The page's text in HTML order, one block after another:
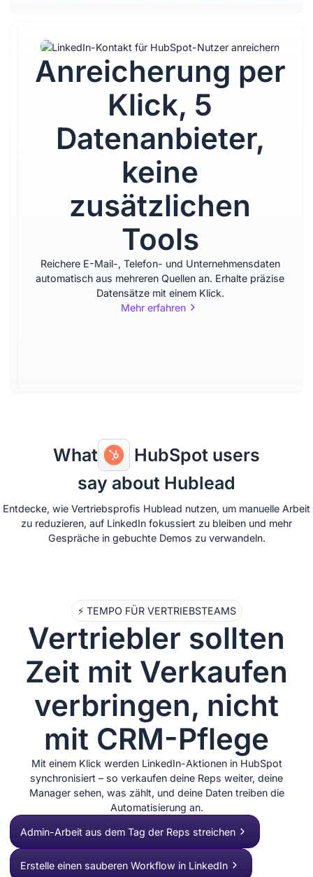
Verkaufe direkt
in LinkedIn und
aktualisiere
dein CRM im
Handumdrehen
– ohne Tab-
Wechsel
Sieh und bearbeite Kontakte & Unternehmen
Anreicherung per
Klick, 5
Datenanbieter,
keine
zusätzlichen
Tools
Reichere E-Mail-, Telefon- und Unternehmensdaten
automatisch aus mehreren Quellen an. Erhalte präzise
Datensätze mit einem Klick.
Mehr erfahren
What
HubSpot users
say about Hublead
Entdecke, wie Vertriebsprofis Hublead nutzen, um manuelle Arbeit
zu reduzieren, auf LinkedIn fokussiert zu bleiben und mehr
Gespräche in gebuchte Demos zu verwandeln.
⚡ TEMPO FÜR VERTRIEBSTEAMS
Vertriebler sollten
Zeit mit Verkaufen
verbringen, nicht
mit CRM-Pflege
Mit einem Klick werden LinkedIn-Aktionen in HubSpot
synchronisiert – so verkaufen deine Reps weiter, deine
Manager sehen, was zählt, und deine Daten treiben die
Automatisierung an.
Admin-Arbeit aus dem Tag der Reps streichen
Erstelle einen sauberen Workflow in LinkedIn